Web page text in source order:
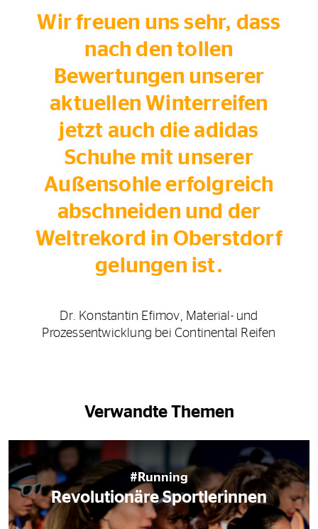
Wir freuen uns sehr, dass
nach den tollen
Bewertungen unserer
aktuellen Winterreifen
jetzt auch die adidas
Schuhe mit unserer
Außensohle erfolgreich
abschneiden und der
Weltrekord in Oberstdorf
gelungen ist.
Dr. Konstantin Efimov, Material- und
Prozessentwicklung bei Continental Reifen
Verwandte Themen
#Running
Revolutionäre Sportlerinnen